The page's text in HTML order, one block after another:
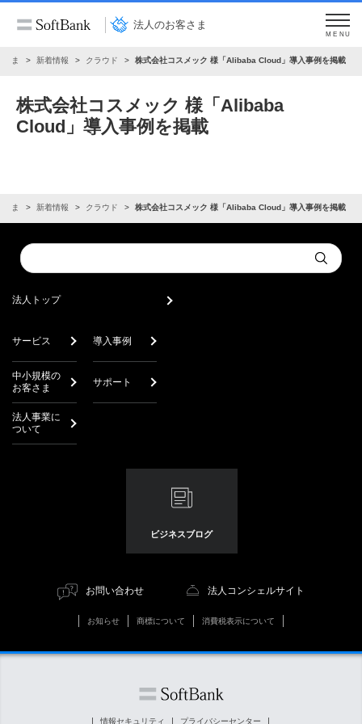
法人のお客さま
MENU
さま 新着情報 クラウド 株式会社コスメック 様「Alibaba Cloud」導入事例を掲載
株式会社コスメック 様「Alibaba
Cloud」導入事例を掲載
さま 新着情報 クラウド 株式会社コスメック 様「Alibaba Cloud」導入事例を掲載
Conduct
a
Submit
法人トップ
サービス 導入事例
中小規模の
お客さま
サポート
法人事業に
ついて
ビジネスブログ
お問い合わせ 法人コンシェルサイト
お知らせ 商標について 消費税表示について
情報セキュリティ プライバシーセンター